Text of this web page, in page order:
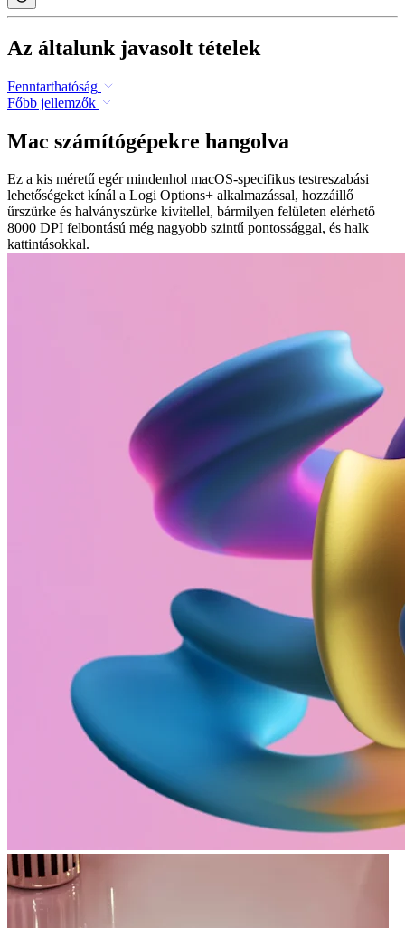
Az általunk javasolt tételek
Fenntarthatóság
Főbb jellemzők
Mac számítógépekre hangolva
Ez a kis méretű egér mindenhol macOS-specifikus testreszabási
lehetőségeket kínál a Logi Options+ alkalmazással, hozzáillő
űrszürke és halványszürke kivitellel, bármilyen felületen elérhető
8000 DPI felbontású még nagyobb szintű pontossággal, és halk
kattintásokkal.